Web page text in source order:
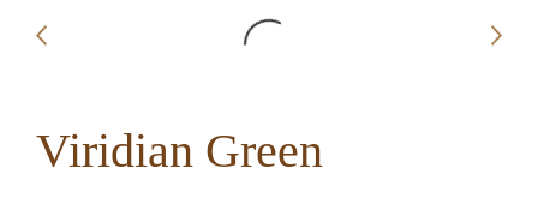
Viridian Green